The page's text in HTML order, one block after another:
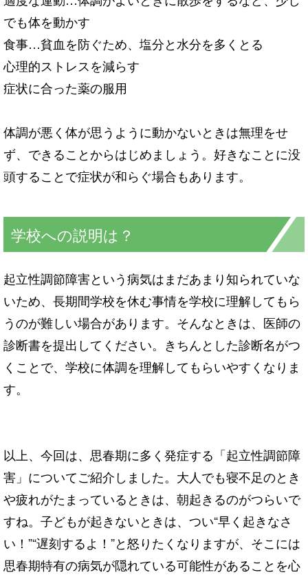
でも体を動かす
食事…貧血を防ぐため、塩分と水分を多くとる
心理的ストレスを減らす
症状に合った薬の服用
体調が悪く体が思うように動かないときは無理をせ
ず、できることからはじめましょう。好きなことに没
頭することで症状が和らぐ場合もあります。
学校への説明は？
起立性調節障害という病気はまだあまり知られていな
いため、長期間学校を休む事情を学校に理解してもら
うのが難しい場合があります。そんなときは、医師の
診断書を提出してください。きちんとした診断名がつ
くことで、学校に体調を理解してもらいやすくなりま
す。
以上、今回は、思春期に多く発症する「起立性調節障
害」についてご紹介しました。大人でも寝不足のとき
や疲れがたまっているときは、朝起きるのがつらいで
すね。子どもが起きないときは、つい“早く起きなさ
い！”“遅刻するよ！”と怒りたくなりますが、そこには
思春期特有の病気が隠れている可能性があることを心